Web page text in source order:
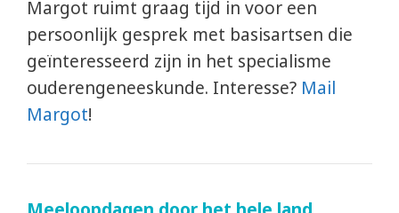
Margot ruimt graag tijd in voor een
persoonlijk gesprek met basisartsen die
geïnteresseerd zijn in het specialisme
ouderengeneeskunde. Interesse? Mail
Margot!